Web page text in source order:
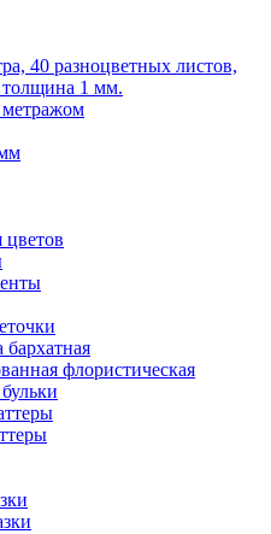
40 разноцветных листов,
1 мм.
цветов
флористическая